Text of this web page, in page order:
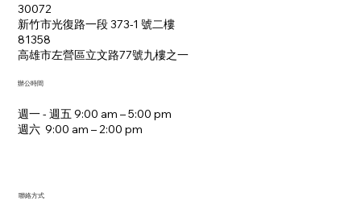
30072
新竹市光復路一段 373-1 號二樓
81358
​高雄市左營區立文路77號九樓之一
週一 - 週五 9:00 am – 5:00 pm
週六 9:00 am – 2:00 pm​
辦公時間
聯絡方式